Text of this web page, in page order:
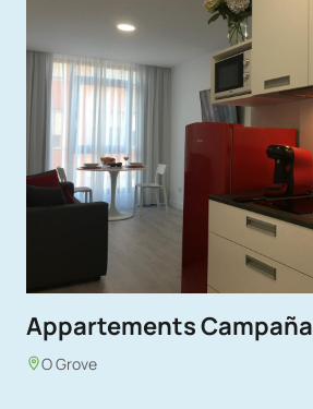
Appartements Campaña
O Grove